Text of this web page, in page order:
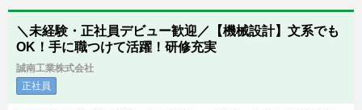
＼未経験・正社員デビュー歓迎／【機械設計】文系でも
OK！手に職つけて活躍！研修充実
誠南工業株式会社
正社員